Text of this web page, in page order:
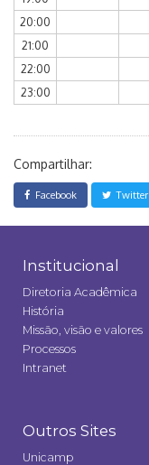
20:00
21:00
22:00
23:00
Compartilhar:
Facebook Twitter
Institucional
Diretoria Acadêmica
História
Missão, visão e valores
Processos
Intranet
Outros Sites
Unicamp